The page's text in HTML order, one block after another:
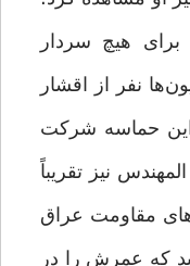
هیچ سردار
نفر از اقشار
حماسه شرکت
نیز تقریباً
مقاومت عراق
که عمرش را در